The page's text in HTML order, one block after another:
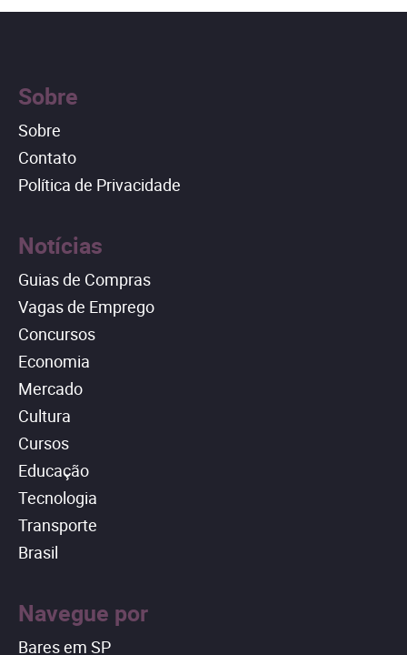
Sobre
Sobre
Contato
Política de Privacidade
Notícias
Guias de Compras
Vagas de Emprego
Concursos
Economia
Mercado
Cultura
Cursos
Educação
Tecnologia
Transporte
Brasil
Navegue por
Bares em SP